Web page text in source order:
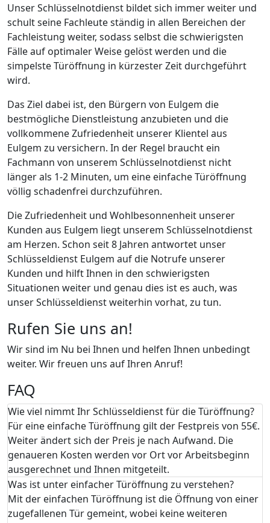
Unser Schlüsselnotdienst bildet sich immer weiter und
schult seine Fachleute ständig in allen Bereichen der
Fachleistung weiter, sodass selbst die schwierigsten
Fälle auf optimaler Weise gelöst werden und die
simpelste Türöffnung in kürzester Zeit durchgeführt
wird.
Das Ziel dabei ist, den Bürgern von Eulgem die
bestmögliche Dienstleistung anzubieten und die
vollkommene Zufriedenheit unserer Klientel aus
Eulgem zu versichern. In der Regel braucht ein
Fachmann von unserem Schlüsselnotdienst nicht
länger als 1-2 Minuten, um eine einfache Türöffnung
völlig schadenfrei durchzuführen.
Die Zufriedenheit und Wohlbesonnenheit unserer
Kunden aus Eulgem liegt unserem Schlüsselnotdienst
am Herzen. Schon seit 8 Jahren antwortet unser
Schlüsseldienst Eulgem auf die Notrufe unserer
Kunden und hilft Ihnen in den schwierigsten
Situationen weiter und genau dies ist es auch, was
unser Schlüsseldienst weiterhin vorhat, zu tun.
Rufen Sie uns an!
Wir sind im Nu bei Ihnen und helfen Ihnen unbedingt
weiter. Wir freuen uns auf Ihren Anruf!
FAQ
Wie viel nimmt Ihr Schlüsseldienst für die Türöffnung?
Für eine einfache Türöffnung gilt der Festpreis von 55€.
Weiter ändert sich der Preis je nach Aufwand. Die
genaueren Kosten werden vor Ort vor Arbeitsbeginn
ausgerechnet und Ihnen mitgeteilt.
Was ist unter einfacher Türöffnung zu verstehen?
Mit der einfachen Türöffnung ist die Öffnung von einer
zugefallenen Tür gemeint, wobei keine weiteren